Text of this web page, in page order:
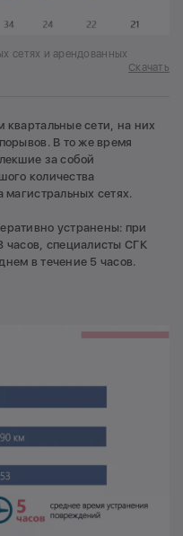
сетях и арендованных
Скачать
сети, на них
В то же время
за собой
количества
сетях.
устранены: при
специалисты СГК
в течение 5 часов.